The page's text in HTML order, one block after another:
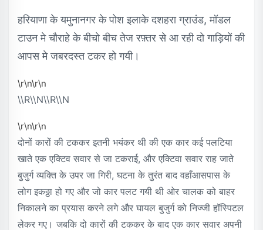
हरियाणा के यमुनानगर के पोश इलाके दशहरा ग्राउंड, मॉडल
टाउन मे चौराहे के बीचो बीच तेज रफ़्तर से आ रही दो गाड़ियों की
आपस मे जबरदस्त टकर हो गयी।
\r\n\r\n
\\r\\n\\r\\n
\r\n\r\n
दोनों कारों की टककर इतनी भयंकर थी की एक कार कई पलटिया
खाते एक एक्टिव सवार से जा टकराई, और एक्टिवा सवार राह जाते
बुजुर्ग व्यक्ति के उपर जा गिरी, घटना के तुरंत बाद वहाँआसपास के
लोग इकठ्ठा हो गए और जो कार पलट गयी थी ओर चालक को बाहर
निकालने का प्रयास करने लगे और घायल बुजुर्ग को निज्जी हॉस्पिटल
लेकर गए। जबकि दो कारों की टककर के बाद एक कार सवार अपनी